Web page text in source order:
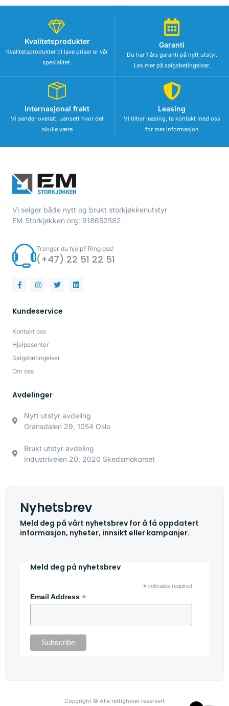
Kvalitetsprodukter
Kvalitetsprodukter til lave priser er vår
spesialitet.
Garanti
Du har 1 års garanti på nytt utstyr.
Les mer på salgsbetingelser.
Internasjonal frakt
Vi sender overalt, uansett hvor det
skulle være
Leasing
Vi tilbyr leasing, ta kontakt med oss
for mer informasjon
Vi selger både nytt og brukt storkjøkkenutstyr
EM Storkjøkken org: 918652582
Trenger du hjelp? Ring oss!
(+47) 22 51 22 51
Kundeservice
Kontakt oss
Hjelpesenter
Salgsbetingelser
Om oss
Avdelinger
Nytt utstyr avdeling
Gransdalen 29, 1054 Oslo
Brukt utstyr avdeling
Industriveien 20, 2020 Skedsmokorset
Nyhetsbrev
Meld deg på vårt nyhetsbrev for å få oppdatert
informasjon, nyheter, innsikt eller kampanjer.
Meld deg på nyhetsbrev
*indicates required
Email Address *
Copyright © Alle rettigheter reservert